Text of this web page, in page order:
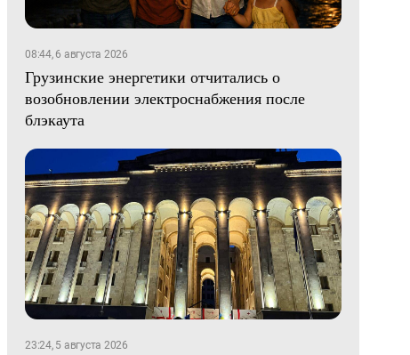
08:44, 6 августа 2026
Грузинские энергетики отчитались о
возобновлении электроснабжения после
блэкаута
23:24, 5 августа 2026